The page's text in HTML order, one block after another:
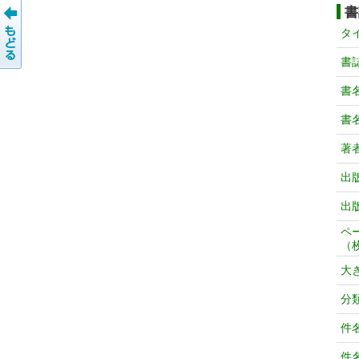
タ
書
書
書
著
出
出
（
大
分
件